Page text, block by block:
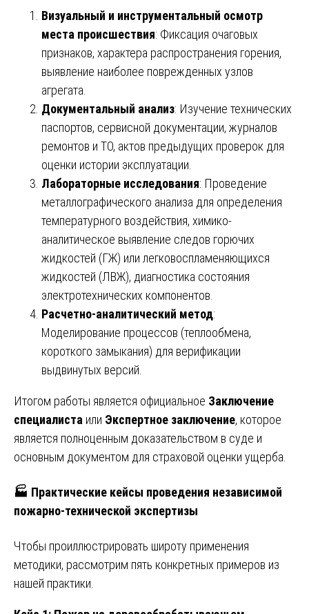
Визуальный и инструментальный осмотр
места происшествия: Фиксация очаговых
признаков, характера распространения горения,
выявление наиболее поврежденных узлов
агрегата.
Документальный анализ: Изучение технических
паспортов, сервисной документации, журналов
ремонтов и ТО, актов предыдущих проверок для
оценки истории эксплуатации.
Лабораторные исследования: Проведение
металлографического анализа для определения
температурного воздействия, химико-
аналитическое выявление следов горючих
жидкостей (ГЖ) или легковоспламеняющихся
жидкостей (ЛВЖ), диагностика состояния
электротехнических компонентов.
Расчетно-аналитический метод:
Моделирование процессов (теплообмена,
короткого замыкания) для верификации
выдвинутых версий.
Итогом работы является официальное Заключение
специалиста или Экспертное заключение, которое
является полноценным доказательством в суде и
основным документом для страховой оценки ущерба.
🏭 Практические кейсы проведения независимой
пожарно-технической экспертизы
Чтобы проиллюстрировать широту применения
методики, рассмотрим пять конкретных примеров из
нашей практики.